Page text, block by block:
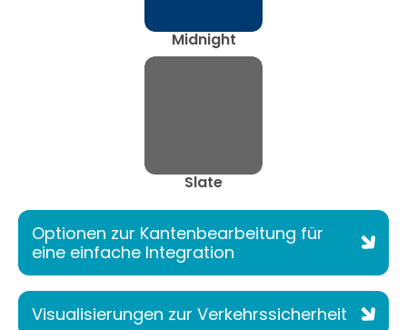
Midnight
Slate
Optionen zur Kantenbearbeitung für
eine einfache Integration
Visualisierungen zur Verkehrssicherheit